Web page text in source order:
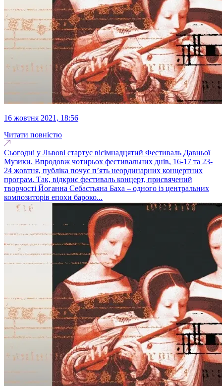
16 жовтня 2021, 18:56
Читати повністю
Сьогодні у Львові стартує вісімнадцятий Фестиваль Давньої
Музики. Впродовж чотирьох фестивальних днів, 16-17 та 23-
24 жовтня, публіка почує п’ять неординарних концертних
програм. Так, відкриє фестиваль концерт, присвячений
творчості Йоганна Себастьяна Баха – одного із центральних
композиторів епохи бароко...